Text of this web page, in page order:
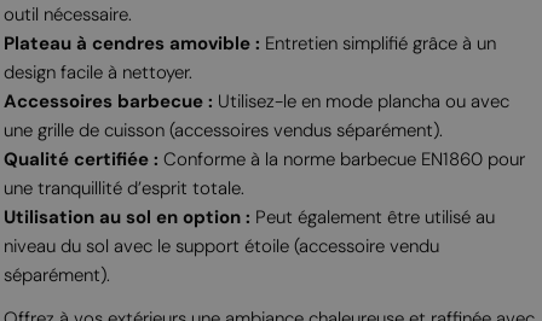
outil nécessaire.
Plateau à cendres amovible : Entretien simplifié grâce à un
design facile à nettoyer.
Accessoires barbecue : Utilisez-le en mode plancha ou avec
une grille de cuisson (accessoires vendus séparément).
Qualité certifiée : Conforme à la norme barbecue EN1860 pour
une tranquillité d’esprit totale.
Utilisation au sol en option : Peut également être utilisé au
niveau du sol avec le support étoile (accessoire vendu
séparément).